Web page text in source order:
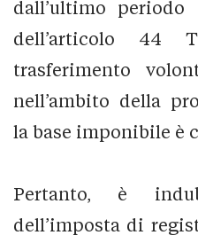
dall’ultimo periodo
dell’articolo 44
trasferimento
nell’ambito della
la base imponibile è
Pertanto, è
dell’imposta di